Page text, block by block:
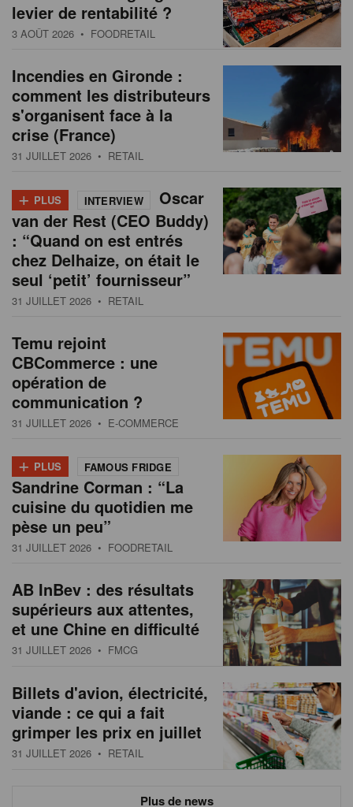
levier de rentabilité ?
3 AOÛT 2026 • FOODRETAIL
Incendies en Gironde :
comment les distributeurs
s'organisent face à la
crise (France)
31 JUILLET 2026 • RETAIL
+ PLUS INTERVIEW
Oscar
van der Rest (CEO Buddy)
: “Quand on est entrés
chez Delhaize, on était le
seul ‘petit’ fournisseur”
31 JUILLET 2026 • RETAIL
Temu rejoint
CBCommerce : une
opération de
communication ?
31 JUILLET 2026 • E-COMMERCE
+ PLUS FAMOUS FRIDGE
Sandrine Corman : “La
cuisine du quotidien me
pèse un peu”
31 JUILLET 2026 • FOODRETAIL
AB InBev : des résultats
supérieurs aux attentes,
et une Chine en difficulté
31 JUILLET 2026 • FMCG
Billets d'avion, électricité,
viande : ce qui a fait
grimper les prix en juillet
31 JUILLET 2026 • RETAIL
Plus de news